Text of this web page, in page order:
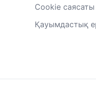
Cookie саясаты
Қауымдастық